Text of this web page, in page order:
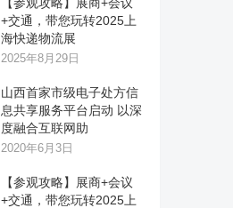
+交通，带您玩转2025上
海快递物流展
2025年8月29日
山西首家市级电子处方信
息共享服务平台启动 以深
度融合互联网助
2020年6月3日
【参观攻略】展商+会议
+交通，带您玩转2025上